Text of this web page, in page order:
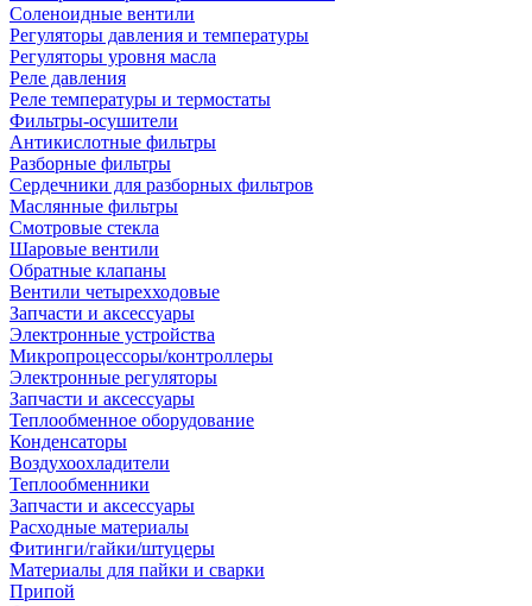
Соленоидные вентили
Регуляторы давления и температуры
Регуляторы уровня масла
Реле давления
Реле температуры и термостаты
Фильтры-осушители
Антикислотные фильтры
Разборные фильтры
Сердечники для разборных фильтров
Маслянные фильтры
Смотровые стекла
Шаровые вентили
Обратные клапаны
Вентили четырехходовые
Запчасти и аксессуары
Электронные устройства
Микропроцессоры/контроллеры
Электронные регуляторы
Запчасти и аксессуары
Теплообменное оборудование
Конденсаторы
Воздухоохладители
Теплообменники
Запчасти и аксессуары
Расходные материалы
Фитинги/гайки/штуцеры
Материалы для пайки и сварки
Припой